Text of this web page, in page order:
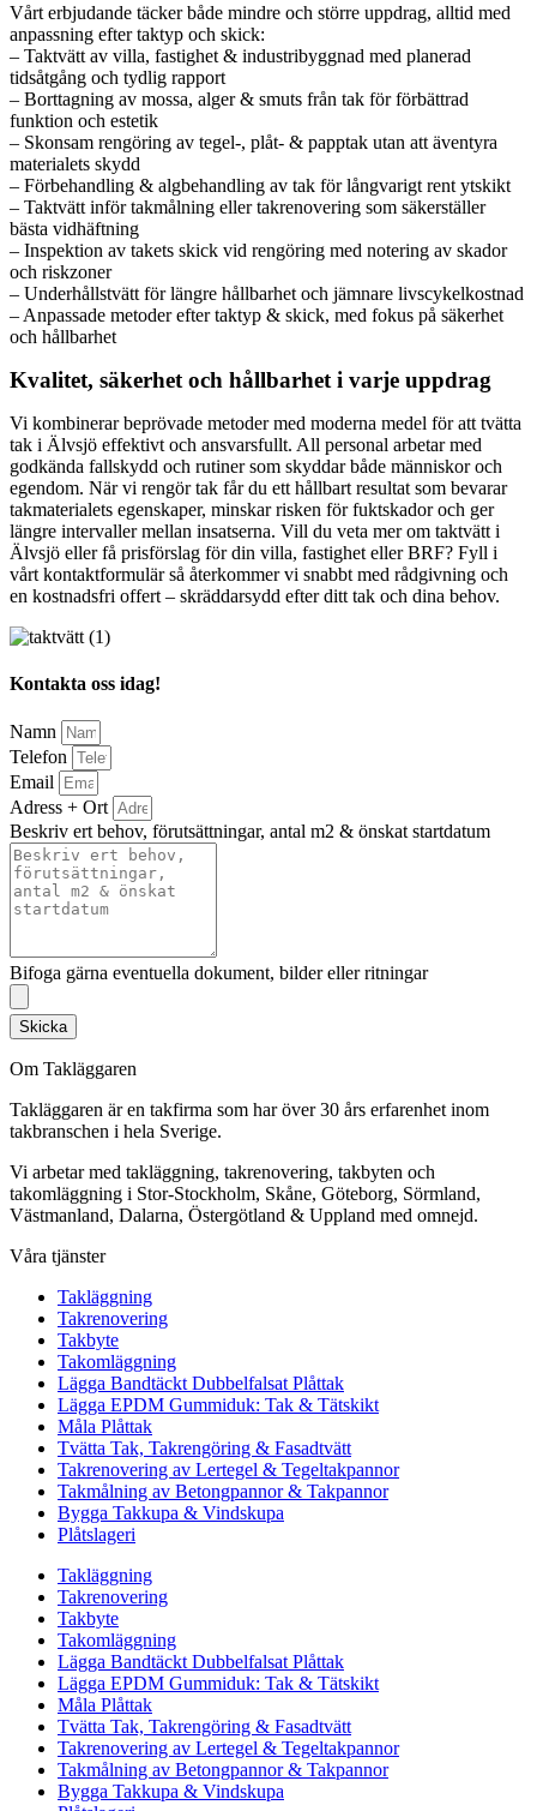
Vårt erbjudande täcker både mindre och större uppdrag, alltid med
anpassning efter taktyp och skick:
– Taktvätt av villa, fastighet & industribyggnad med planerad
tidsåtgång och tydlig rapport
– Borttagning av mossa, alger & smuts från tak för förbättrad
funktion och estetik
– Skonsam rengöring av tegel-, plåt- & papptak utan att äventyra
materialets skydd
– Förbehandling & algbehandling av tak för långvarigt rent ytskikt
– Taktvätt inför takmålning eller takrenovering som säkerställer
bästa vidhäftning
– Inspektion av takets skick vid rengöring med notering av skador
och riskzoner
– Underhållstvätt för längre hållbarhet och jämnare livscykelkostnad
– Anpassade metoder efter taktyp & skick, med fokus på säkerhet
och hållbarhet
Kvalitet, säkerhet och hållbarhet i varje uppdrag
Vi kombinerar beprövade metoder med moderna medel för att tvätta
tak i Älvsjö effektivt och ansvarsfullt. All personal arbetar med
godkända fallskydd och rutiner som skyddar både människor och
egendom. När vi rengör tak får du ett hållbart resultat som bevarar
takmaterialets egenskaper, minskar risken för fuktskador och ger
längre intervaller mellan insatserna. Vill du veta mer om taktvätt i
Älvsjö eller få prisförslag för din villa, fastighet eller BRF? Fyll i
vårt kontaktformulär så återkommer vi snabbt med rådgivning och
en kostnadsfri offert – skräddarsydd efter ditt tak och dina behov.
Kontakta oss idag!
Namn
Telefon
Email
Adress + Ort
Beskriv ert behov, förutsättningar, antal m2 & önskat startdatum
Bifoga gärna eventuella dokument, bilder eller ritningar
Skicka
Om Takläggaren
Takläggaren är en takfirma som har över 30 års erfarenhet inom
takbranschen i hela Sverige.
Vi arbetar med takläggning, takrenovering, takbyten och
takomläggning i Stor-Stockholm, Skåne, Göteborg, Sörmland,
Västmanland, Dalarna, Östergötland & Uppland med omnejd.
Våra tjänster
Takläggning
Takrenovering
Takbyte
Takomläggning
Lägga Bandtäckt Dubbelfalsat Plåttak
Lägga EPDM Gummiduk: Tak & Tätskikt
Måla Plåttak
Tvätta Tak, Takrengöring & Fasadtvätt
Takrenovering av Lertegel & Tegeltakpannor
Takmålning av Betongpannor & Takpannor
Bygga Takkupa & Vindskupa
Plåtslageri
Takläggning
Takrenovering
Takbyte
Takomläggning
Lägga Bandtäckt Dubbelfalsat Plåttak
Lägga EPDM Gummiduk: Tak & Tätskikt
Måla Plåttak
Tvätta Tak, Takrengöring & Fasadtvätt
Takrenovering av Lertegel & Tegeltakpannor
Takmålning av Betongpannor & Takpannor
Bygga Takkupa & Vindskupa